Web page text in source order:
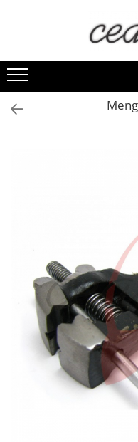
Toate Produsele
Baterii
AA, AAA, 9V
Accesorii baterii
Ceasuri Casio
Ceasuri Daniel Klein
Ceasuri Lorus
Ceasuri Police
Ceasuri Q&Q
Ceasuri Q&Q Attractive
Ceasuri Reflex
Ceasuri Sekonda